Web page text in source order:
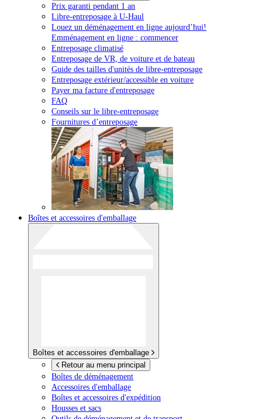
Prix garanti pendant 1 an
Libre-entreposage à U-Haul
Louez un déménagement en ligne aujourd’hui!
Emménagement en ligne : commencer
Entreposage climatisé
Entreposage de VR, de voiture et de bateau
Guide des tailles d'unités de libre-entreposage
Entreposage extérieur/accessible en voiture
Payer ma facture d'entreposage
FAQ
Conseils sur le libre-entreposage
Fournitures d’entreposage
Boîtes et accessoires d'emballage
Boîtes et accessoires d'emballage
Retour au menu principal
Boîtes de déménagement
Accessoires d'emballage
Boîtes et accessoires d'expédition
Housses et sacs